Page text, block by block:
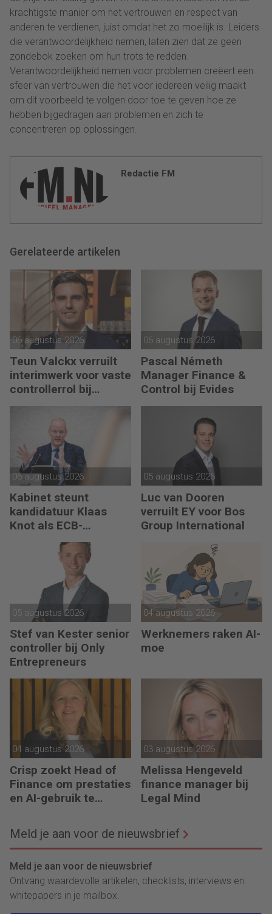
krachtigste manier om het vertrouwen en respect van
anderen te verdienen, juist omdat het zo moeilijk is. Leiders
die verantwoordelijkheid nemen, laten zien dat ze geen
zondebok zoeken om hun trots te redden.
Verantwoordelijkheid nemen voor problemen creëert een
sfeer van vertrouwen die het voor iedereen veilig maakt
om dit voorbeeld te volgen door toe te geven hoe ze
hebben bijgedragen aan problemen en zich te
concentreren op oplossingen.
Redactie FM
Gerelateerde artikelen
06 augustus 2026
Teun Valckx verruilt
interimwerk voor vaste
controllerrol bij
Synthon
06 augustus 2026
Pascal Németh
Manager Finance &
Control bij Evides
06 augustus 2026
Kabinet steunt
kandidatuur Klaas
Knot als ECB-
05 augustus 2026
Luc van Dooren
verruilt EY voor Bos
Group International
05 augustus 2026
Stef van Kester senior
controller bij Only
Entrepreneurs
04 augustus 2026
Werknemers raken AI-
moe
04 augustus 2026
Crisp zoekt Head of
Finance om prestaties
en AI-gebruik te
03 augustus 2026
Melissa Hengeveld
finance manager bij
Legal Mind
Meld je aan voor de nieuwsbrief
Meld je aan voor de nieuwsbrief
Ontvang waardevolle artikelen, checklists, interviews en
whitepapers in je mailbox.